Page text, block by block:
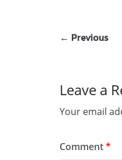
← Previous
Leave a
Your email
Comment*